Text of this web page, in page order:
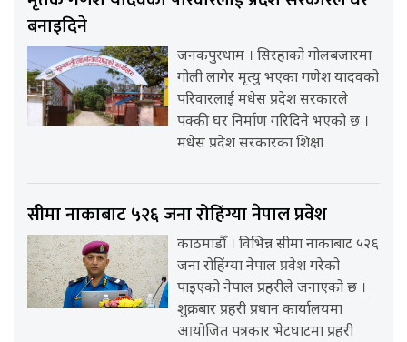
बनाइदिने
जनकपुरधाम । सिरहाको गोलबजारमा
गोली लागेर मृत्यु भएका गणेश यादवको
परिवारलाई मधेस प्रदेश सरकारले
पक्की घर निर्माण गरिदिने भएको छ ।
मधेस प्रदेश सरकारका शिक्षा
सीमा नाकाबाट ५२६ जना रोहिंग्या नेपाल प्रवेश
काठमाडौँ । विभिन्न सीमा नाकाबाट ५२६
जना रोहिंग्या नेपाल प्रवेश गरेको
पाइएको नेपाल प्रहरीले जनाएको छ ।
शुक्रबार प्रहरी प्रधान कार्यालयमा
आयोजित पत्रकार भेटघाटमा प्रहरी